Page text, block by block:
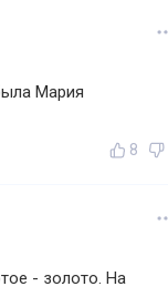
Мария
8
- золото. На